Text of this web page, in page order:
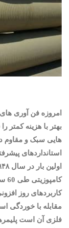
امروزه فن آوری
بهتر با هزینه کمتر
هایی سبک و مقاوم
استانداردهای
اولین بار در سال ۱۹۴۸
کاربردهای روز
مقابله با خوردگی
فلزی آن است